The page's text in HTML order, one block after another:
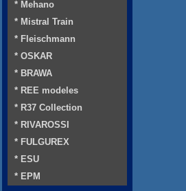
* Mehano
* Mistral Train
* Fleischmann
* OSKAR
* BRAWA
* REE modeles
* R37 Collection
* RIVAROSSI
* FULGUREX
* ESU
* EPM